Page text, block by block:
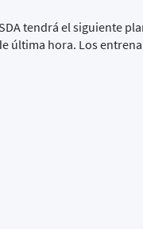
tendrá el siguiente
última hora. Los